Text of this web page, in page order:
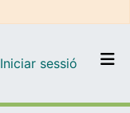
Iniciar sessió (current)